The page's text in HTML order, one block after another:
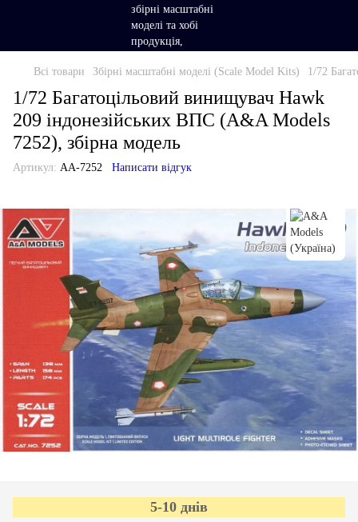
Всі товари Збірні масштабні моделі (Scale Model Kits) 1/72
1/72 Багатоцільовий винищувач Hawk
209 індонезійських ВПС (A&A Models
7252), збірна модель
Артикул: AA-7252 Написати відгук
5-10 днів